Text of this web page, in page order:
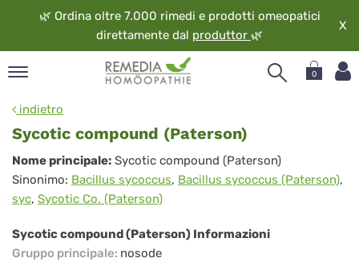
🌿 Ordina oltre 7.000 rimedi e prodotti omeopatici
direttamente dal produttor 🌿
X
0
indietro
Sycotic compound (Paterson)
Sycotic
compound
(Paterson)
Nome principale: Sycotic compound (Paterson)
Sinonimo: Bacillus sycoccus, Bacillus sycoccus (Paterson),
syc, Sycotic Co. (Paterson)
Sycotic compound (Paterson) Informazioni
Gruppo principale: nosode